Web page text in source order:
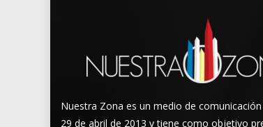
Nuestra Zona es un medio de
29 de abril de 2013 y tiene como objetivo